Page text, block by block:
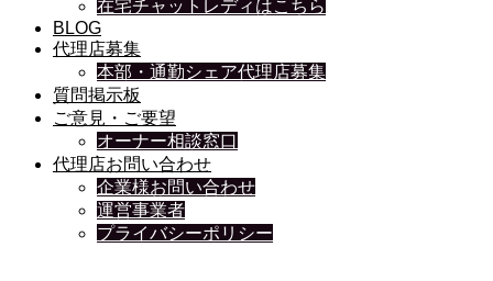
在宅チャットレディはこちら
BLOG
代理店募集
本部・通勤シェア代理店募集
質問掲示板
ご意見・ご要望
オーナー相談窓口
代理店お問い合わせ
企業様お問い合わせ
運営事業者
プライバシーポリシー